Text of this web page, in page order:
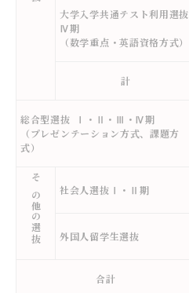
大学入学共通テスト利用選抜
Ⅳ期
（数学重点・英語資格方式）
計
総合型選抜 Ⅰ・Ⅱ・Ⅲ・Ⅳ期
（プレゼンテーション方式、課題方
式）
その他の選抜 社会人選抜Ⅰ・Ⅱ期
外国人留学生選抜
合計